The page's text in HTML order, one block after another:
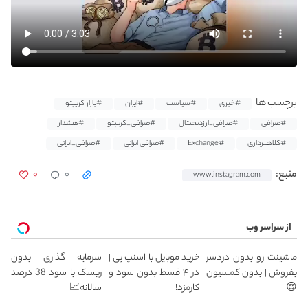
برچسب ها #خبری #سیاست #ایران
#بازار کریپتو
#صرافی
#صرافی_ارزدیجیتال #صرافی_کریپتو
#هشدار
#کلاهبرداری
#Exchange #صرافی ایرانی #صرافی_ایرانی
منبع: www.instagram.com ۰ ۰
از سراسر وب
ماشینت رو بدون دردسر
بفروش | بدون کمسیون
😍
خرید موبایل با اسنپ پی |
در ۴ قسط بدون سود و
کارمزد!
سرمایه گذاری بدون
ریسک با سود 38 درصد
سالانه📈